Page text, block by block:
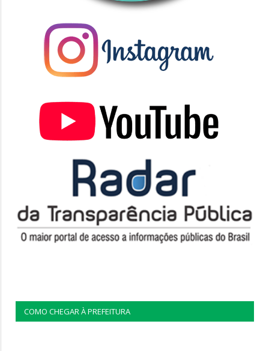
COMO CHEGAR À PREFEITURA